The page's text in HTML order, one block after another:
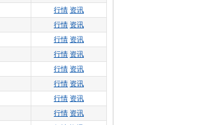
行情 资讯
行情 资讯
行情 资讯
行情 资讯
行情 资讯
行情 资讯
行情 资讯
行情 资讯